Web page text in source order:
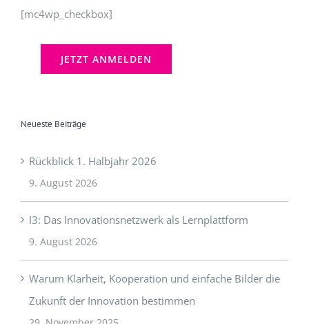
[mc4wp_checkbox]
Neueste Beiträge
Rückblick 1. Halbjahr 2026
9. August 2026
I3: Das Innovationsnetzwerk als Lernplattform
9. August 2026
Warum Klarheit, Kooperation und einfache Bilder die
Zukunft der Innovation bestimmen